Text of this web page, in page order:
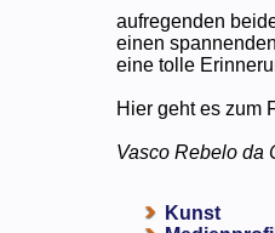
aufregenden
einen
eine tolle
Hier geht es zum
Vasco Rebelo da
Kunst